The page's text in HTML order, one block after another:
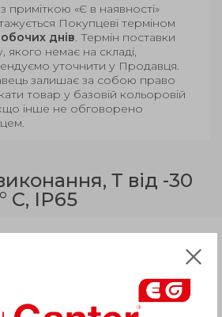
приміткою «Є в наявності»
Покупцеві терміном
днів. Термін поставки
якого немає на складі,
уточнити у Продавця.
залишає за собою право
товар у базовій кольоровій
інше не обговорено
Т від -30
C, IP65